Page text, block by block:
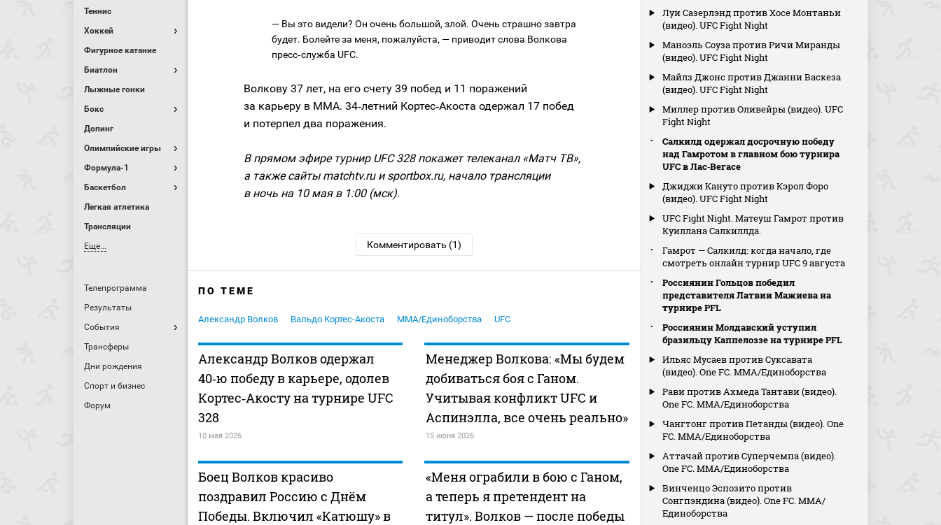
Теннис
Хоккей
Фигурное катание
Биатлон
Лыжные гонки
Бокс
Допинг
Олимпийские игры
Формула-1
Баскетбол
Легкая атлетика
Трансляции
Еще...
Телепрограмма
Результаты
События
Трансферы
Дни рождения
Спорт и бизнес
Форум
— Вы это видели? Он очень большой, злой. Очень страшно завтра
будет. Болейте за меня, пожалуйста, — приводит слова Волкова
пресс‑служба UFC.
Волкову 37 лет, на его счету 39 побед и 11 поражений
за карьеру в MMA. 34‑летний Кортес‑Акоста одержал 17 побед
и потерпел два поражения.
В прямом эфире турнир UFC 328 покажет телеканал «Матч ТВ»,
а также сайты matchtv.ru и sportbox.ru, начало трансляции
в ночь на 10 мая в 1:00 (мск).
Комментировать (1)
ПО ТЕМЕ
Александр Волков Вальдо Кортес-Акоста MMA/Единоборства UFC
Александр Волков одержал
40‑ю победу в карьере, одолев
Кортес‑Акосту на турнире UFC
328
10 мая 2026
Менеджер Волкова: «Мы будем
добиваться боя с Ганом.
Учитывая конфликт UFC и
Аспинэлла, все очень реально»
15 июня 2026
Боец Волков красиво
поздравил Россию с Днём
Победы. Включил «Катюшу» в
«Меня ограбили в бою с Ганом,
а теперь я претендент на
титул». Волков — после победы
Луи Сазерлэнд против Хосе Монтаньи
(видео). UFC Fight Night
Маноэль Соуза против Ричи Миранды
(видео). UFC Fight Night
Майлз Джонс против Джанни Васкеза
(видео). UFC Fight Night
Миллер против Оливейры (видео). UFC
Fight Night
Салкилд одержал досрочную победу
над Гамротом в главном бою турнира
UFC в Лас‑Вегасе
Джиджи Кануто против Кэрол Форо
(видео). UFC Fight Night
UFC Fight Night. Матеуш Гамрот против
Куиллана Салкиллда.
Гамрот — Салкилд: когда начало, где
смотреть онлайн турнир UFC 9 августа
Россиянин Гольцов победил
представителя Латвии Мажиева на
турнире PFL
Россиянин Молдавский уступил
бразильцу Каппелоззе на турнире PFL
Ильяс Мусаев против Суксавата
(видео). One FC. MMA/Единоборства
Рави против Ахмеда Тантави (видео).
One FC. MMA/Единоборства
Чангтонг против Петанды (видео). One
FC. MMA/Единоборства
Аттачай против Суперчемпа (видео).
One FC. MMA/Единоборства
Винченцо Эспозито против
Сонгпэндина (видео). One FC. MMA/
Единоборства